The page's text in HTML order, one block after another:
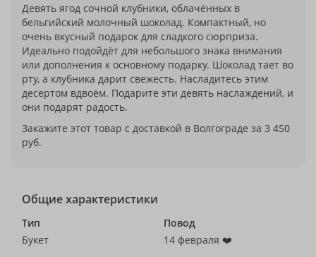
Девять ягод сочной клубники, облачённых в
бельгийский молочный шоколад. Компактный, но
очень вкусный подарок для сладкого сюрприза.
Идеально подойдёт для небольшого знака внимания
или дополнения к основному подарку. Шоколад тает во
рту, а клубника дарит свежесть. Насладитесь этим
десертом вдвоём. Подарите эти девять наслаждений, и
они подарят радость.
Закажите этот товар с доставкой в Волгограде за 3 450
руб.
Общие характеристики
Тип
Букет
Повод
14 февраля ❤️